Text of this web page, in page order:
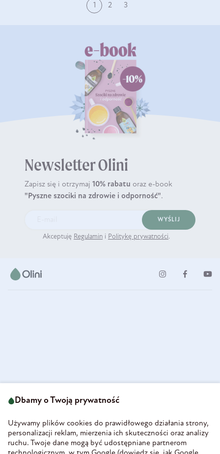
1 2 3
Newsletter Olini
Zapisz się i otrzymaj 10% rabatu oraz e-book
"Pyszne szociki na zdrowie i odporność".
WYŚLIJ
Akceptuję Regulamin i Politykę prywatności.
58-160 Świebodzice
REGON 890213034
INFORMACJE
Dbamy o Twoją prywatność
Używamy plików cookies do prawidłowego działania strony,
personalizacji reklam, mierzenia ich skuteczności oraz analizy
ruchu. Twoje dane mogą być udostępniane partnerom